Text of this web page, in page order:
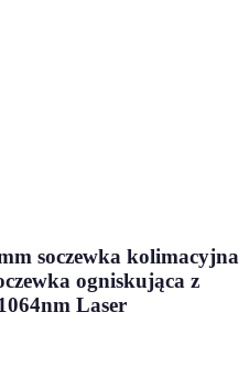
soczewka kolimacyjna
ogniskująca z
Laser